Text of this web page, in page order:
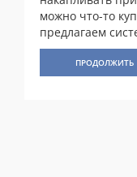
можно что-то
предлагаем
ПРОДОЛЖИТЬ